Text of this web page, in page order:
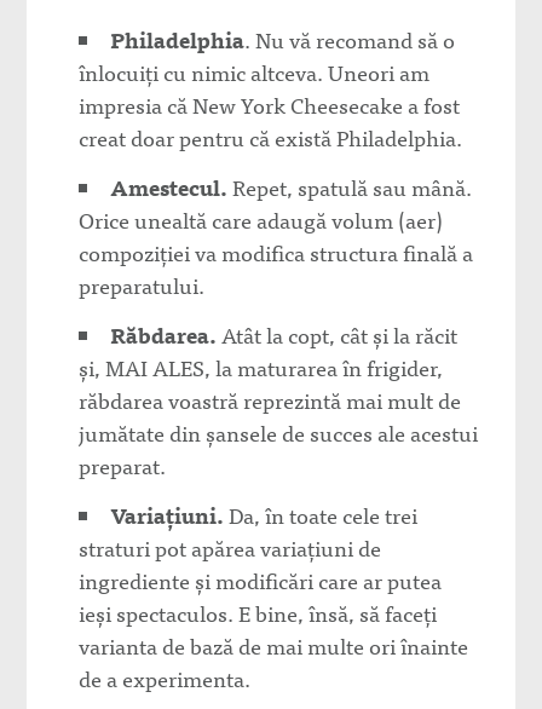
Philadelphia. Nu vă recomand să o
înlocuiți cu nimic altceva. Uneori am
impresia că New York Cheesecake a fost
creat doar pentru că există Philadelphia.
Amestecul.Repet, spatulă sau mână.
Orice unealtă care adaugă volum (aer)
compoziției va modifica structura finală a
preparatului.
Răbdarea.Atât la copt, cât și la răcit
și, MAI ALES, la maturarea în frigider,
răbdarea voastră reprezintă mai mult de
jumătate din șansele de succes ale acestui
preparat.
Variațiuni.Da, în toate cele trei
straturi pot apărea variațiuni de
ingrediente și modificări care ar putea
ieși spectaculos. E bine, însă, să faceți
varianta de bază de mai multe ori înainte
de a experimenta.